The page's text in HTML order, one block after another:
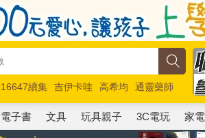
16647續集 吉伊卡哇 高希均
通靈藥師
總動員5 超慢跑
電子書 文具 玩具親子 3C電玩 家電